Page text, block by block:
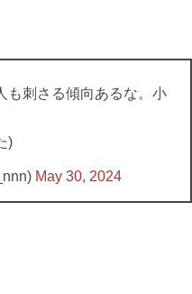
も刺さる傾向あるな。小
)
May 30, 2024